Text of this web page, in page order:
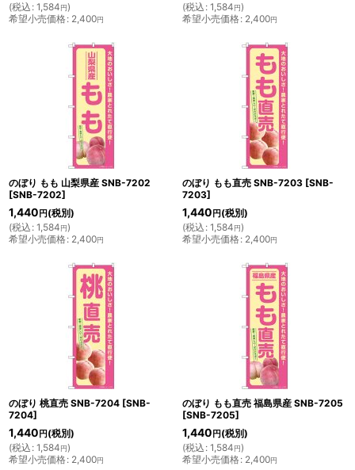
(税込 : 1,584円)
希望小売価格: 2,400円
(税込 : 1,584円)
希望小売価格: 2,400円
のぼり もも 山梨県産 SNB-7202
[SNB-7202]
1,440 円 (税別)
(税込 : 1,584円)
希望小売価格: 2,400円
のぼり もも直売 SNB-7203 [SNB-
7203]
1,440 円 (税別)
(税込 : 1,584円)
希望小売価格: 2,400円
のぼり 桃直売 SNB-7204 [SNB-
7204]
1,440 円 (税別)
(税込 : 1,584円)
希望小売価格: 2,400円
のぼり もも直売 福島県産 SNB-7205
[SNB-7205]
1,440 円 (税別)
(税込 : 1,584円)
希望小売価格: 2,400円